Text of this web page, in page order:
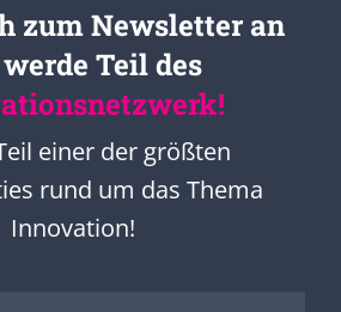
zum Newsletter an
Teil des
einer der größten
rund um das Thema
Innovation!